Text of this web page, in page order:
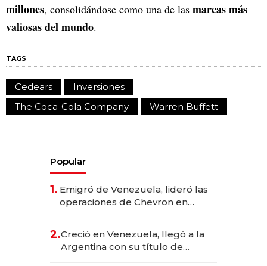
millones, consolidándose como una de las marcas más
valiosas del mundo.
TAGS
Cedears
Inversiones
The Coca-Cola Company
Warren Buffett
Popular
1. Emigró de Venezuela, lideró las
operaciones de Chevron en
2.Creció en Venezuela, llegó a la
Argentina con su título de